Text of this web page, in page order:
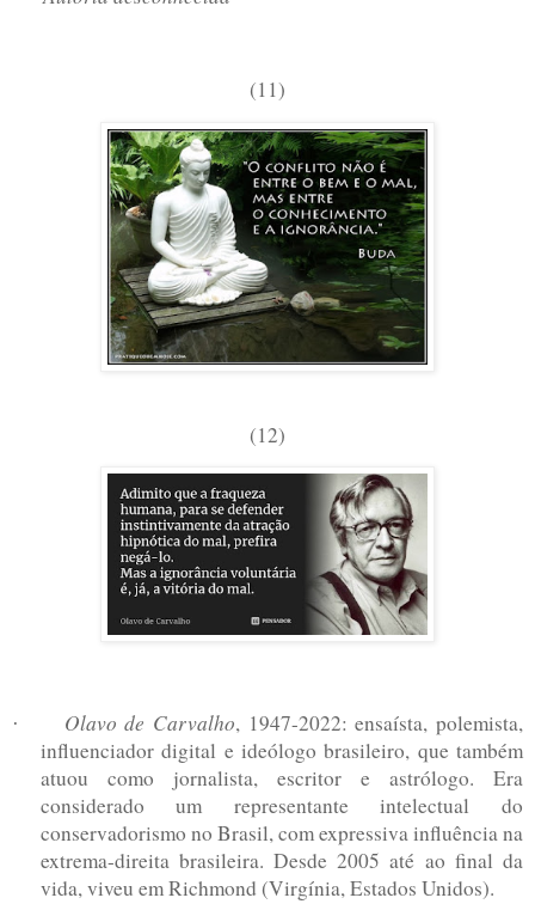
(11)
(12)
· Olavo de Carvalho, 1947-2022: ensaísta, polemista,
influenciador digital e ideólogo brasileiro, que também
atuou como jornalista, escritor e astrólogo. Era
considerado um representante intelectual do
conservadorismo no Brasil, com expressiva influência na
extrema-direita brasileira. Desde 2005 até ao final da
vida, viveu em Richmond (Virgínia, Estados Unidos).